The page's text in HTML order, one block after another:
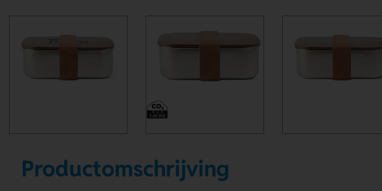
Productomschrijving